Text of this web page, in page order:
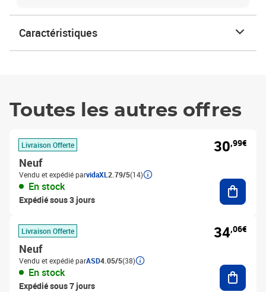
Caractéristiques
Toutes les autres offres
Livraison Offerte
Neuf
Vendu et expédié parvidaXL 2.79/5(14)
En stock
Expédié sous 3 jours
30,99€
Livraison Offerte
Neuf
Vendu et expédié parASD4.05/5(38)
En stock
Expédié sous 7 jours
34,06€